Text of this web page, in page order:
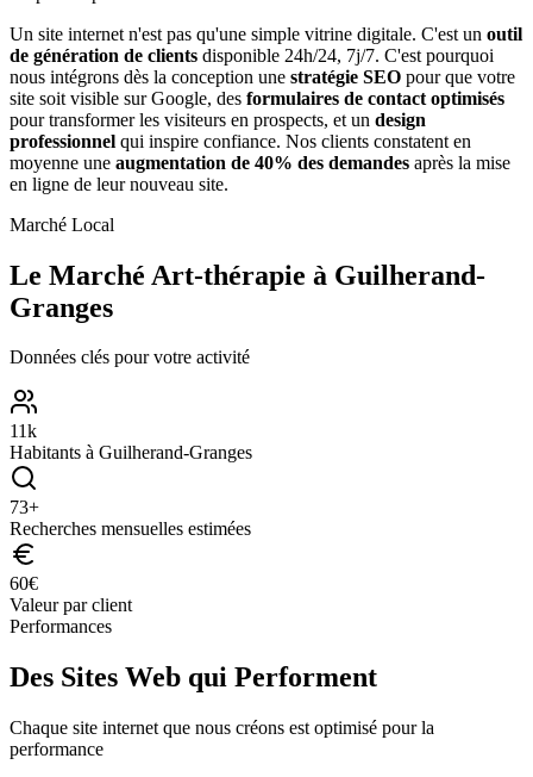
Un site internet n'est pas qu'une simple vitrine digitale. C'est un outil
de génération de clients disponible 24h/24, 7j/7. C'est pourquoi
nous intégrons dès la conception une stratégie SEO pour que votre
site soit visible sur Google, des formulaires de contact optimisés
pour transformer les visiteurs en prospects, et un design
professionnel qui inspire confiance. Nos clients constatent en
moyenne une augmentation de 40% des demandes après la mise
en ligne de leur nouveau site.
Marché Local
Le Marché Art-thérapie à Guilherand-
Granges
Données clés pour votre activité
11k
Habitants à Guilherand-Granges
73+
Recherches mensuelles estimées
60€
Valeur par client
Performances
Des Sites Web qui Performent
Chaque site internet que nous créons est optimisé pour la
performance